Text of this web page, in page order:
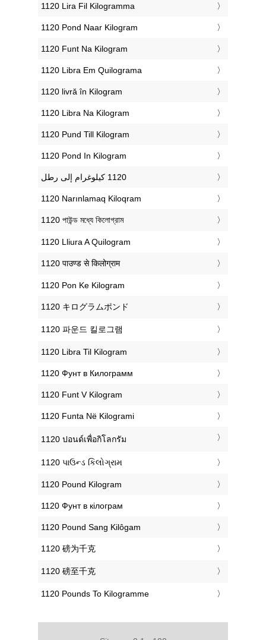
‎1120 Lira Fil Kilogramma
‎1120 Pond Naar Kilogram
‎1120 Funt Na Kilogram
‎1120 Libra Em Quilograma
‎1120 livră în Kilogram
‎1120 Libra Na Kilogram
‎1120 Pund Till Kilogram
‎1120 Pond In Kilogram
‎1120 Narınlamaq Kiloqram
‎1120 পাউন্ড মধ্যে কিলোগ্রাম
‎1120 Lliura A Quilogram
‎1120 पाउण्ड से किलोग्राम
‎1120 Pon Ke Kilogram
‎1120 キログラムポンド
‎1120 파운드 킬로그램
‎1120 Libra Til Kilogram
‎1120 Фунт в Килограмм
‎1120 Funt V Kilogram
‎1120 Funta Në Kilogrami
‎1120 ปอนด์เพื่อกิโลกรัม
‎1120 પાઉન્ડ કિલોગ્રામ
‎1120 Pound Kilogram
‎1120 Фунт в кілограм
‎1120 Pound Sang Kilôgam
‎1120 磅为千克
‎1120 磅至千克
‎1120 Pounds To Kilogramme